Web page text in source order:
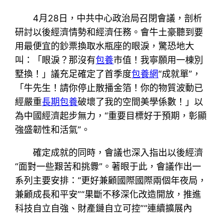
4月28日，中共中心政治局召閉會議，剖析
研討以後經濟情勢和經濟任務。會牛土豪聽到要
用最便宜的鈔票換取水瓶座的眼淚，驚恐地大
叫：「眼淚？那沒有包養市值！我寧願用一棟別
墅換！」議充足確定了首季度包養網“成就單”，
「牛先生！請你停止散播金箔！你的物質波動已
經嚴重長期包養破壞了我的空間美學係數！」以
為中國經濟起步無力，“重要目標好于預期，彰顯
強盛韌性和活氣”。
確定成就的同時，會議也深入指出以後經濟
“面對一些艱苦和挑釁”。著眼于此，會議作出一
系列主要安排：“更好兼顧國際國際兩個年夜局，
兼顧成長和平安”“果斷不移深化改造開放，推進
科技自立自強、財產鏈自立可控”“連續擴展內